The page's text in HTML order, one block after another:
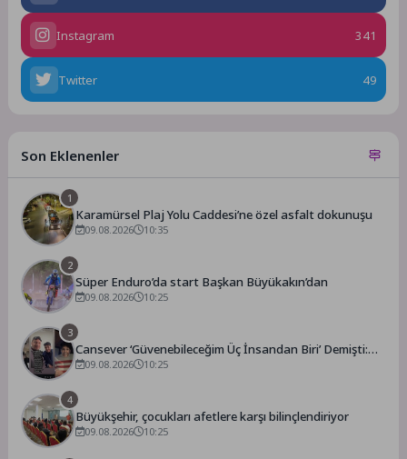
Instagram 341
Twitter 49
Son Eklenenler
1
Karamürsel Plaj Yolu Caddesi’ne özel asfalt dokunuşu
09.08.2026 10:35
2
Süper Enduro’da start Başkan Büyükakın’dan
09.08.2026 10:25
3
Cansever ‘Güvenebileceğim Üç İnsandan Biri’ Demişti:
Mahmut Görgen’den Cansever’e Duygusal Veda
09.08.2026 10:25
4
Büyükşehir, çocukları afetlere karşı bilinçlendiriyor
09.08.2026 10:25